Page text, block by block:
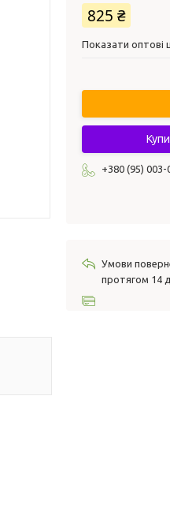
825 ₴
Показати оптові
+380 (95) 003-
протягом 14